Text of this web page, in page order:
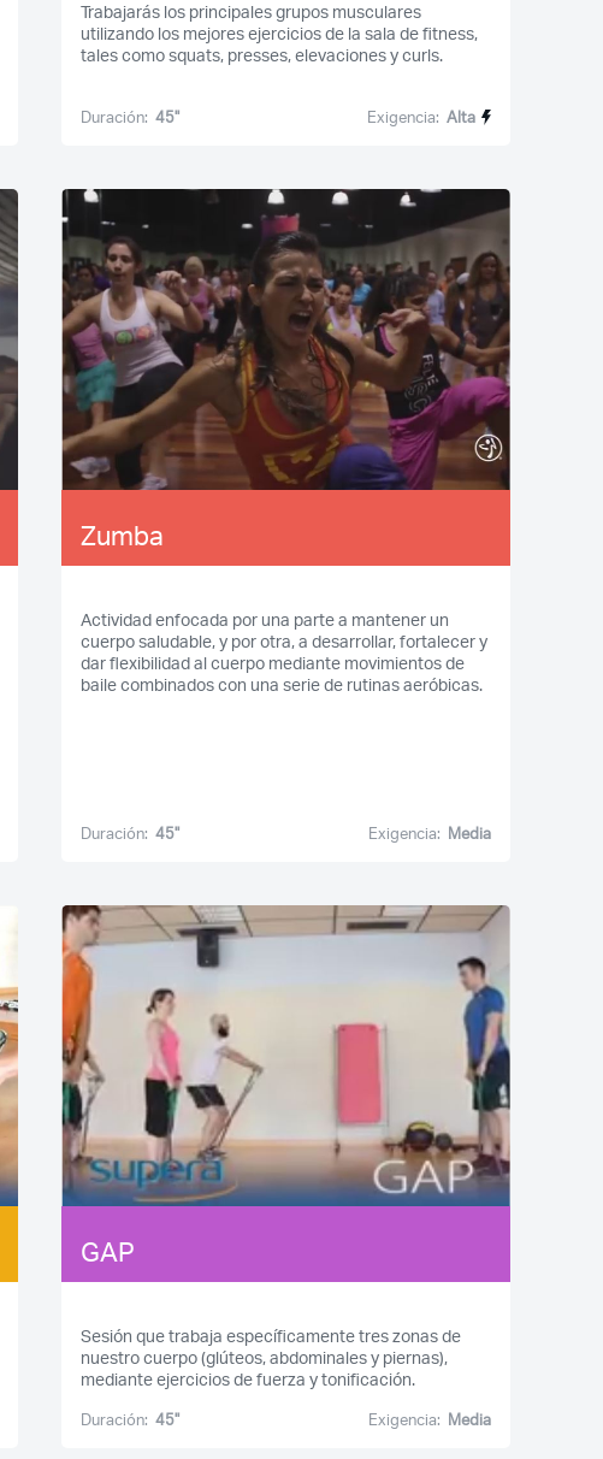
Trabajarás los principales grupos musculares
utilizando los mejores ejercicios de la sala de fitness,
tales como squats, presses, elevaciones y curls.
Duración: 45'' Exigencia: Alta
Zumba
Actividad enfocada por una parte a mantener un
cuerpo saludable, y por otra, a desarrollar, fortalecer y
dar flexibilidad al cuerpo mediante movimientos de
baile combinados con una serie de rutinas aeróbicas.
Duración: 45'' Exigencia: Media
GAP
Sesión que trabaja específicamente tres zonas de
nuestro cuerpo (glúteos, abdominales y piernas),
mediante ejercicios de fuerza y tonificación.
Duración: 45'' Exigencia: Media